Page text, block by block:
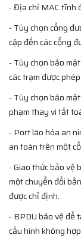
- Địa chỉ MAC tĩnh
- Tùy chọn cổng
cập đến các cổng
- Tùy chọn bảo
các trạm được
- Tùy chọn bảo
phạm thay vì tắt
- Port lão hóa an
an toàn trên một
- Giao thức bảo vệ
một chuyển đổi
được chỉ định.
- BPDU bảo vệ để
cấu hình không